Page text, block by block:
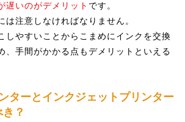
遅いのがデメリット です。
は注意しなければなりません。
しやすいことからこまめにインクを交換
、手間がかかる点もデメリットといえる
ターとインクジェットプリンター
？